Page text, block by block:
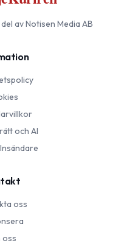
av Notisen Media AB
och AI
oss
oss